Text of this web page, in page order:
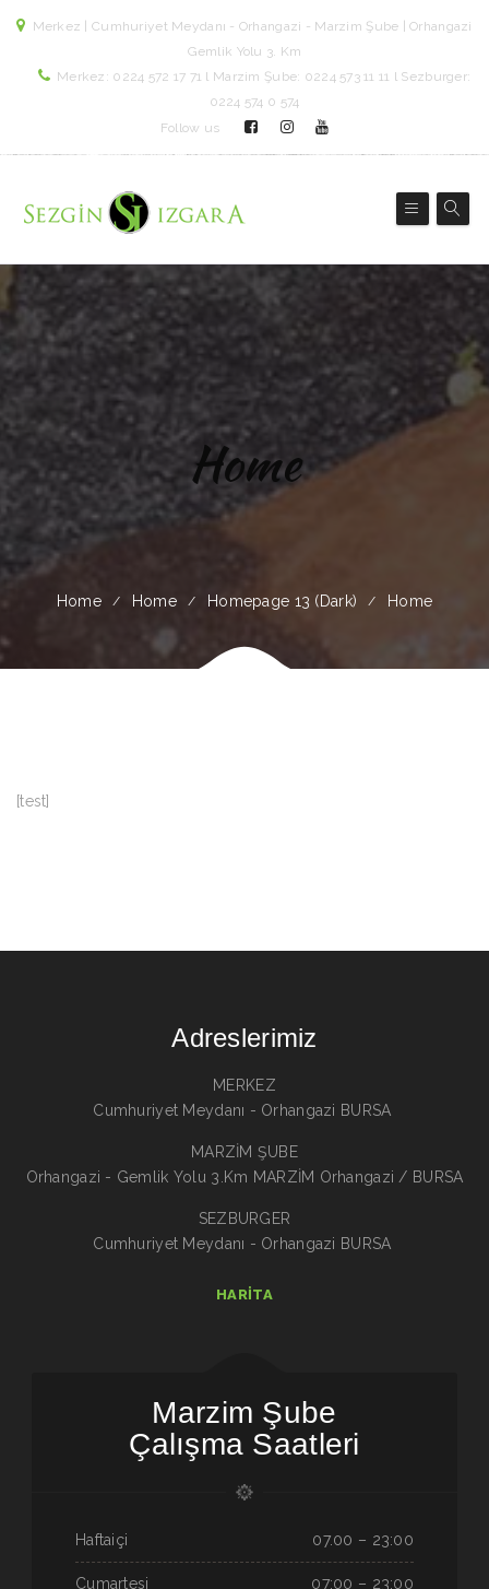
Merkez | Cumhuriyet Meydanı - Orhangazi - Marzim Şube | Orhangazi
Gemlik Yolu 3. Km
Merkez: 0224 572 17 71 l Marzim Şube: 0224 573 11 11 l Sezburger:
0224 574 0 574
Follow us
Home
Home Home Homepage 13 (Dark) Home
[test]
Adreslerimiz
MERKEZ
Cumhuriyet Meydanı - Orhangazi BURSA
MARZİM ŞUBE
Orhangazi - Gemlik Yolu 3.Km MARZİM Orhangazi / BURSA
SEZBURGER
Cumhuriyet Meydanı - Orhangazi BURSA
HARITA
Marzim Şube
Çalışma Saatleri
Haftaiçi 07.00 – 23:00
Cumartesi 07:00 – 23:00